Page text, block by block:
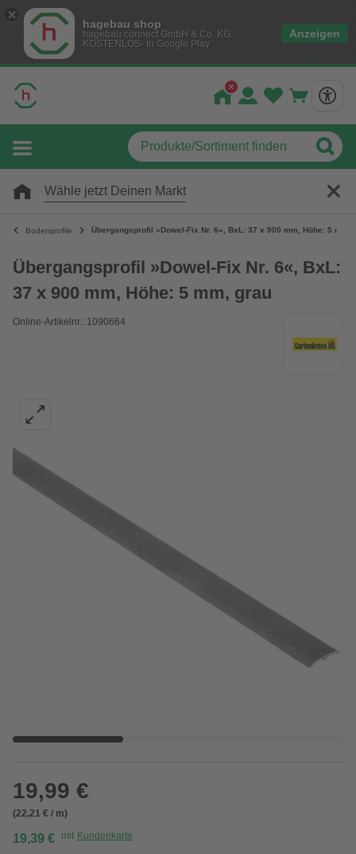
hagebau shop
hagebau connect GmbH & Co. KG
KOSTENLOS- In Google Play
Anzeigen
Wähle jetzt Deinen Markt
Bodenprofile Übergangsprofil »Dowel-Fix Nr. 6«, BxL: 37 x 900 mm, Höhe: 5 mm,
Übergangsprofil »Dowel-Fix Nr. 6«, BxL:
37 x 900 mm, Höhe: 5 mm, grau
Online-Artikelnr.: 1090664
19,99 €
(22,21 € / m)
19,39 € mit Kundenkarte